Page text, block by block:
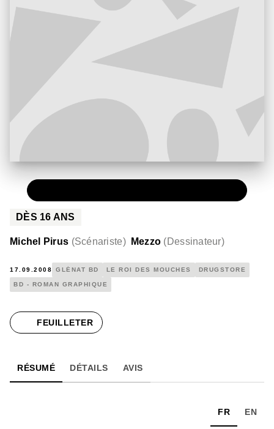
DÈS 16 ANS
Michel Pirus (Scénariste) Mezzo (Dessinateur)
17.09.2008 GLÉNAT BD LE ROI DES MOUCHES DRUGSTORE
BD - ROMAN GRAPHIQUE
FEUILLETER
RÉSUMÉ DÉTAILS AVIS
FR EN